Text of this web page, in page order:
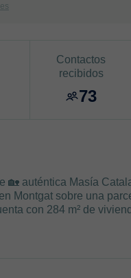
Contactos
recibidos
73
🏡 auténtica Masía
Montgat sobre una
con 284 m² de